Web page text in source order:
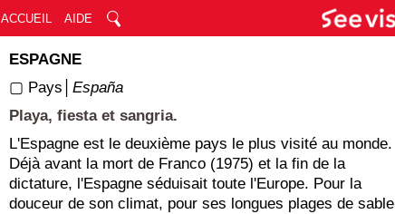
ACCUEIL AIDE
ESPAGNE
▢ Pays│España
Playa, fiesta et sangria.
L'Espagne est le deuxième pays le plus visité au monde.
Déjà avant la mort de Franco (1975) et la fin de la
dictature, l'Espagne séduisait toute l'Europe. Pour la
douceur de son climat, pour ses longues plages de sable